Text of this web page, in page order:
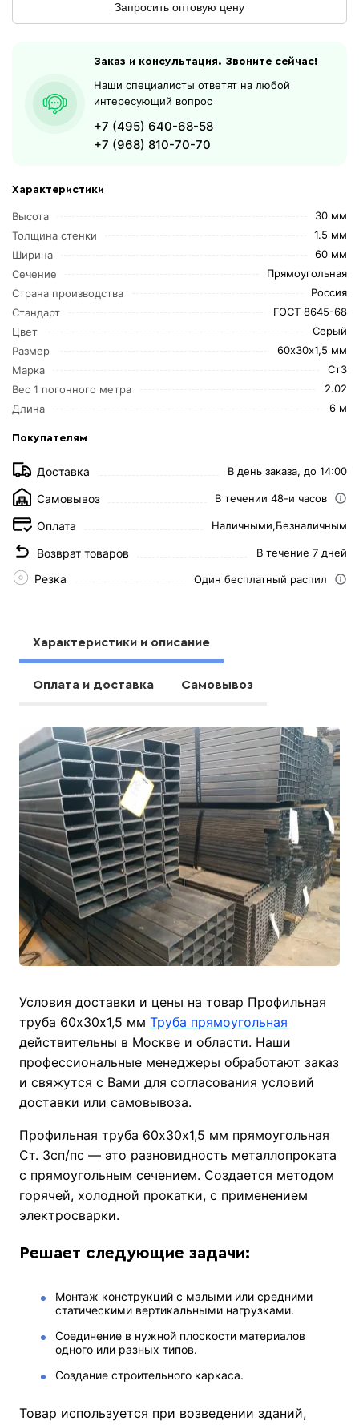
Характеристики
Высота
30 мм
Толщина стенки
1.5 мм
Ширина
60 мм
Сечение
Прямоугольная
Страна производства
Россия
Стандарт
ГОСТ 8645-68
Цвет
Серый
Размер
60х30х1,5 мм
Марка
Ст3
Вес 1 погонного метра
2.02
Длина
6 м
Покупателям
Доставка В день заказа, до 14:00
Самовывоз В течении 48-и часов
Оплата Наличными,Безналичным
Возврат товаров В течение 7 дней
Резка Один бесплатный распил
Запросить оптовую цену
Заказ и консультация. Звоните сейчас!
Наши специалисты ответят на любой
интересующий вопрос
+7 (495) 640-68-58
+7 (968) 810-70-70
Характеристики и описание
Оплата и доставка Самовывоз
Условия доставки и цены на товар Профильная
труба 60х30х1,5 ммТруба прямоугольная
действительны в Москве и области. Наши
профессиональные менеджеры обработают заказ
и свяжутся с Вами для согласования условий
доставки или самовывоза.
Профильная труба 60х30х1,5 мм прямоугольная
Ст. 3сп/пс — это разновидность металлопроката
с прямоугольным сечением. Создается методом
горячей, холодной прокатки, с применением
электросварки.
Решает следующие задачи:
Монтаж конструкций с малыми или средними
статическими вертикальными нагрузками.
Соединение в нужной плоскости материалов
одного или разных типов.
Создание строительного каркаса.
Товар используется при возведении зданий,